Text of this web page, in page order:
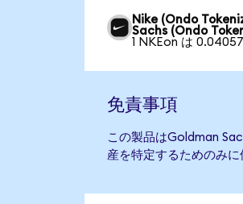
Nike (Ondo
Sachs (Ondo
1 NKEon は
免責事項
この製品はGoldman
産を特定するためのみに